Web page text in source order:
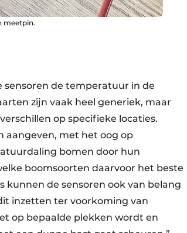
meetpin.
de temperatuur in de
zijn vaak heel generiek, maar
op specifieke locaties.
aangeven, met het oog op
bomen door hun
boomsoorten daarvoor het beste
kunnen de sensoren ook van belang
inzetten ter voorkoming van
op bepaalde plekken wordt en